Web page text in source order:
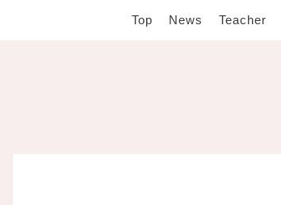
Top News Teacher